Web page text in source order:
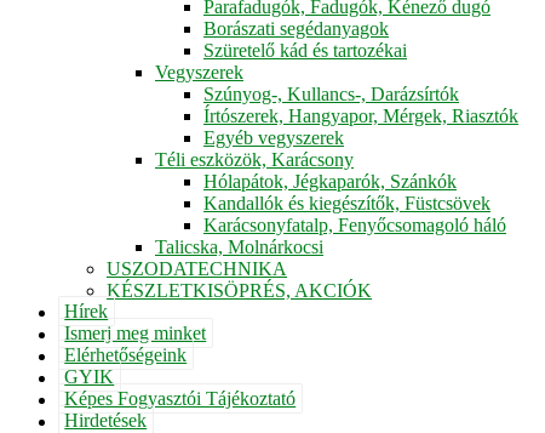
Parafadugók, Fadugók, Kénező dugó
Borászati segédanyagok
Szüretelő kád és tartozékai
Vegyszerek
Szúnyog-, Kullancs-, Darázsírtók
Írtószerek, Hangyapor, Mérgek, Riasztók
Egyéb vegyszerek
Téli eszközök, Karácsony
Hólapátok, Jégkaparók, Szánkók
Kandallók és kiegészítők, Füstcsövek
Karácsonyfatalp, Fenyőcsomagoló háló
Talicska, Molnárkocsi
USZODATECHNIKA
KÉSZLETKISÖPRÉS, AKCIÓK
Hírek
Ismerj meg minket
Elérhetőségeink
GYIK
Képes Fogyasztói Tájékoztató
Hirdetések